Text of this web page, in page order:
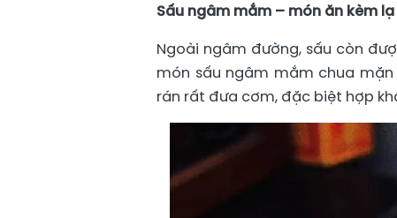
Sấu ngâm mắm – món ăn kèm
Ngoài ngâm đường, sấu còn
món sấu ngâm mắm chua
rán rất đưa cơm, đặc biệt hợp